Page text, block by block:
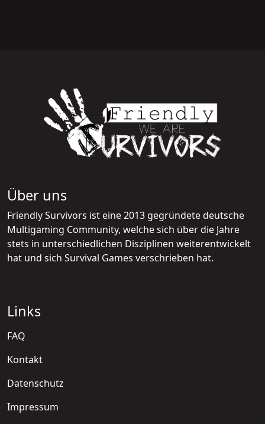
Über uns
Friendly Survivors ist eine 2013 gegründete deutsche
Multigaming Community, welche sich über die Jahre
stets in unterschiedlichen Disziplinen weiterentwickelt
hat und sich Survival Games verschrieben hat.
Links
FAQ
Kontakt
Datenschutz
Impressum